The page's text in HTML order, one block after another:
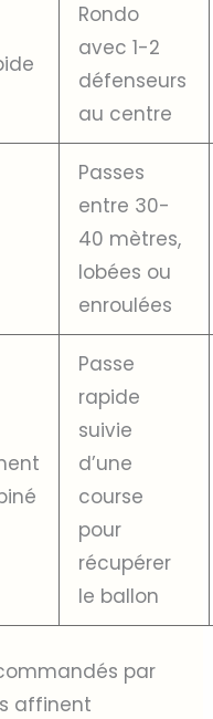
Rondo
avec 1-2
défenseurs
au centre
Passes
entre 30-
40 mètres,
lobées ou
enroulées
Passe
rapide
suivie
d’une
course
pour
récupérer
le ballon
par
affinent